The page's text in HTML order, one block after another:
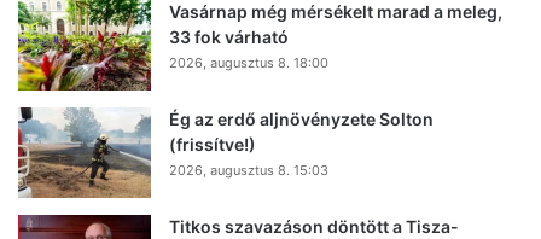
Vasárnap még mérsékelt marad a meleg,
33 fok várható
2026, augusztus 8. 18:00
Ég az erdő aljnövényzete Solton
(frissítve!)
2026, augusztus 8. 15:03
Titkos szavazáson döntött a Tisza-